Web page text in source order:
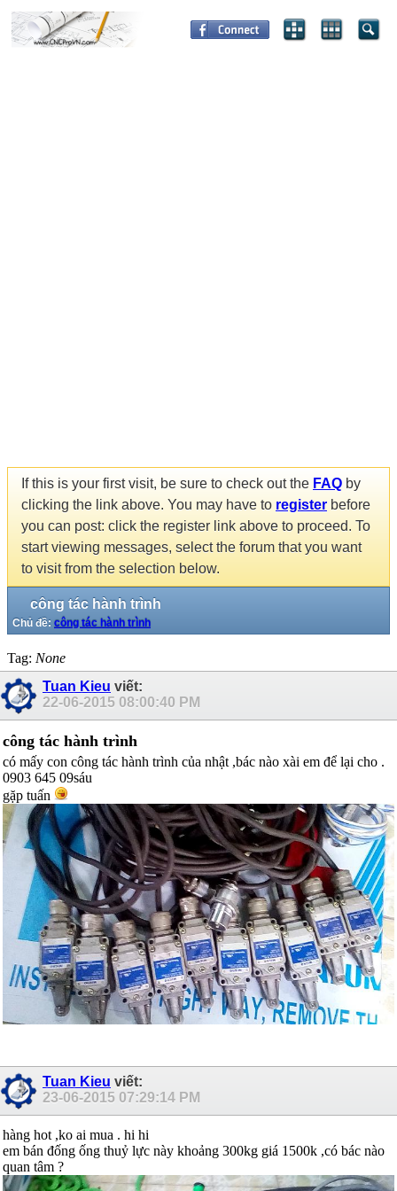
If this is your first visit, be sure to check out the FAQ by
clicking the link above. You may have to register before
you can post: click the register link above to proceed. To
start viewing messages, select the forum that you want
to visit from the selection below.
công tác hành trình
Chủ đề: công tác hành trình
Tag: None
Tuan Kieu viết:
22-06-2015 08:00:40 PM
công tác hành trình
có mấy con công tác hành trình của nhật ,bác nào xài em để lại cho .
0903 645 09sáu
gặp tuấn
Tuan Kieu viết:
23-06-2015 07:29:14 PM
hàng hot ,ko ai mua . hi hi
em bán đống ống thuỷ lực này khoảng 300kg giá 1500k ,có bác nào
quan tâm ?